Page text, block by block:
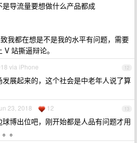
导流量要想做什么产品都成
我都在想是不是我的水平有问题，需要
站撕逼辩论。
12
via iPhone
展起来的，这个社会是中老年人说了算
13
23, 2018 12
博出位吧，刚开始都是人品有问题才用
。